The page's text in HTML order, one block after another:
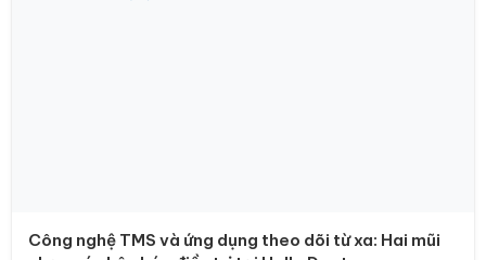
Công nghệ TMS và ứng dụng theo dõi từ xa: Hai mũi